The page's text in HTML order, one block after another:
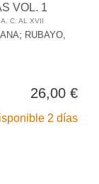
VOL. 1
C. AL XVII
; RUBAYO,
26,00 €
2 días